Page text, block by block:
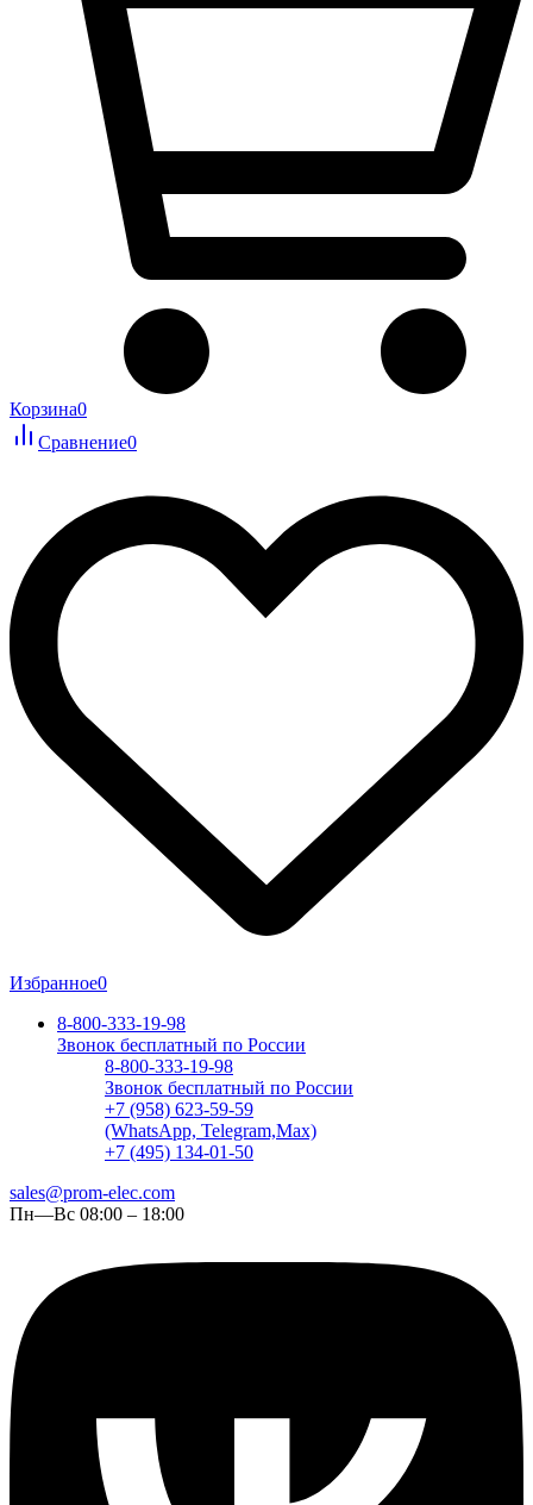
Корзина0
Сравнение0
Избранное0
8-800-333-19-98
Звонок бесплатный по России
8-800-333-19-98
Звонок бесплатный по России
+7 (958) 623-59-59
(WhatsApp, Telegram,Max)
+7 (495) 134-01-50
sales@prom-elec.com
Пн—Вс 08:00 – 18:00